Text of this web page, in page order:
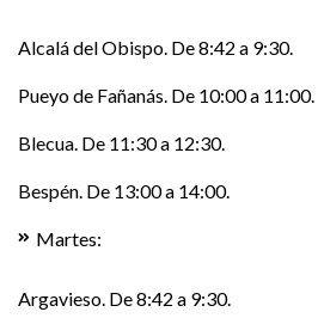
Alcalá del Obispo. De 8:42 a 9:30.
Pueyo de Fañanás. De 10:00 a 11:00.
Blecua. De 11:30 a 12:30.
Bespén. De 13:00 a 14:00.
Martes:
Argavieso. De 8:42 a 9:30.